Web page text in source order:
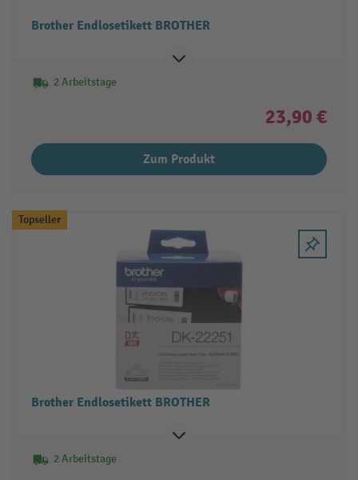
Brother Endlosetikett BROTHER
2 Arbeitstage
23,90 €
Zum Produkt
Topseller
Brother Endlosetikett BROTHER
2 Arbeitstage